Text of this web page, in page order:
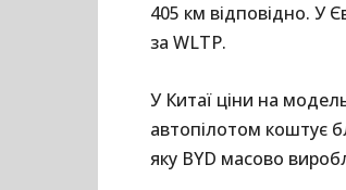
405 км відповідно. У
за WLTP.
У Китаї ціни на
автопілотом коштує
яку BYD масово